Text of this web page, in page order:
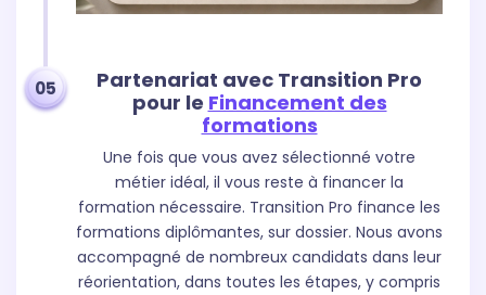
Partenariat avec Transition Pro
pour le Financement des
formations
Une fois que vous avez sélectionné votre
métier idéal, il vous reste à financer la
formation nécessaire. Transition Pro finance les
formations diplômantes, sur dossier. Nous avons
accompagné de nombreux candidats dans leur
réorientation, dans toutes les étapes, y compris
05